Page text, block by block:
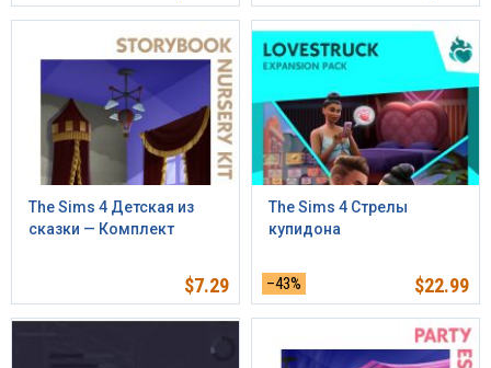
The Sims 4 Детская из
сказки — Комплект
$7.29
The Sims 4 Стрелы
купидона
–43% $22.99